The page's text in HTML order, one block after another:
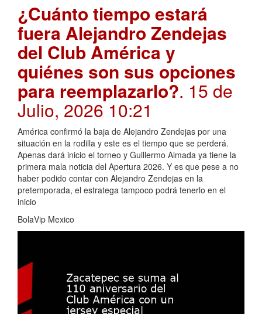
¿Cuánto tiempo estará
fuera Alejandro Zendejas
del Club América y
quiénes son sus opciones
para reemplazarlo?. 15 de
Julio, 2026 10:21
América confirmó la baja de Alejandro Zendejas por una
situación en la rodilla y este es el tiempo que se perderá.
Apenas dará inicio el torneo y Guillermo Almada ya tiene la
primera mala noticia del Apertura 2026. Y es que pese a no
haber podido contar con Alejandro Zendejas en la
pretemporada, el estratega tampoco podrá tenerlo en el
inicio
BolaVip Mexico